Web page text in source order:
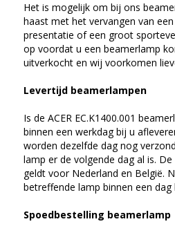
Het is mogelijk om bij ons
haast met het vervangen van
presentatie of een groot
op voordat u een beamerlamp
uitverkocht en wij voorkomen
Levertijd beamerlampen
Is de ACER EC.K1400.001
binnen een werkdag bij u
worden dezelfde dag nog
lamp er de volgende dag al is.
geldt voor Nederland en België.
betreffende lamp binnen een dag
Spoedbestelling beamerlamp